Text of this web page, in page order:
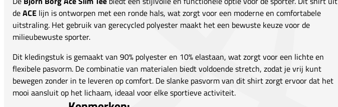
deACE lijn is ontworpen met een ronde hals, wat zorgt voor een moderne en comfortabele
uitstraling. Het gebruik van gerecycled polyester maakt het een bewuste keuze voor de
milieubewuste sporter.
Dit kledingstuk is gemaakt van 90% polyester en 10% elastaan, wat zorgt voor een lichte en
flexibele pasvorm. De combinatie van materialen biedt voldoende stretch, zodat je vrij kunt
bewegen zonder in te leveren op comfort. De slanke pasvorm van dit shirt zorgt ervoor dat het
mooi aansluit op het lichaam, ideaal voor elke sportieve activiteit.